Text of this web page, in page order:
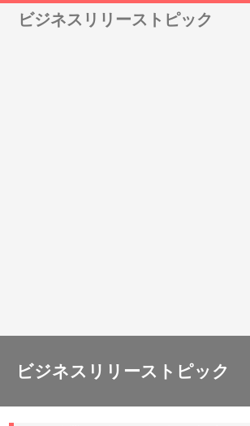
ビジネスリリーストピック
ビジネスリリーストピック